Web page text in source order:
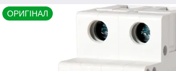
ОРИГІНАЛ